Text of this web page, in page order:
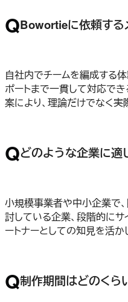
QBowortieに依頼する
自社内でチームを編成する
ポートまで一貫して対応で
案により、理論だけでなく実
Qどのような企業に適
小規模事業者や中小企業で
討している企業、段階的に
ートナーとしての知見を活か
Q制作期間はどのくら